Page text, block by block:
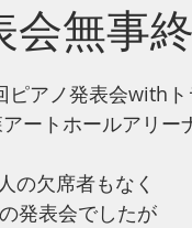
会無事
されています。
ピアノ発表会with
ートホールアリー
の欠席者もなく
発表会でしたが